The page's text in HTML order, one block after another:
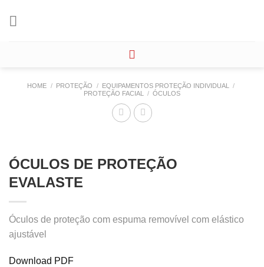
HOME / PROTEÇÃO / EQUIPAMENTOS PROTEÇÃO INDIVIDUAL
/
PROTEÇÃO FACIAL
/ ÓCULOS
ÓCULOS DE PROTEÇÃO
EVALASTE
Óculos de proteção com espuma removível com elástico
ajustável
Download PDF